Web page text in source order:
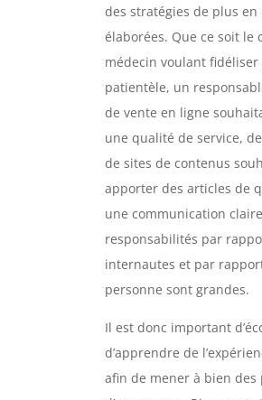
des stratégies de plus en
élaborées. Que ce soit le
médecin voulant fidéliser
patientèle, un
de vente en ligne
une qualité de service,
de sites de contenus
apporter des articles de
une communication
responsabilités par
internautes et par
personne sont grandes.
Il est donc important
d’apprendre de
afin de mener à bien des